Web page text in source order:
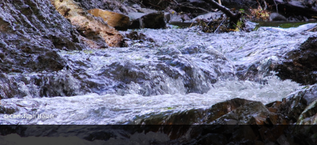
© Christoph Hölzer